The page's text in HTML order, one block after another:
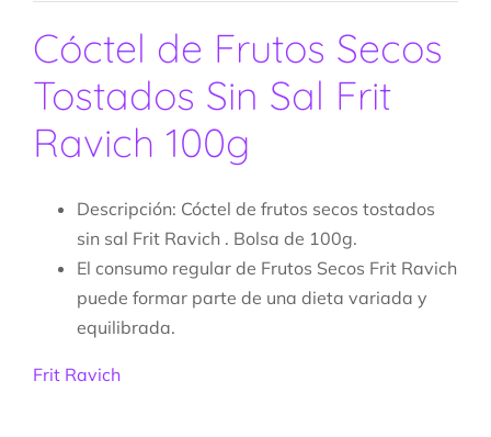
Cóctel de Frutos Secos
Tostados Sin Sal Frit
Ravich 100g
Descripción: Cóctel de frutos secos tostados
sin sal Frit Ravich . Bolsa de 100g.
El consumo regular de Frutos Secos Frit Ravich
puede formar parte de una dieta variada y
equilibrada.
Frit Ravich